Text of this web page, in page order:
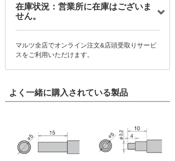
在庫状況：営業所に在庫はございま
せん。
マルツ全店でオンライン注文&店頭受取りサービ
スをご利用いただけます。
よく一緒に購入されている製品